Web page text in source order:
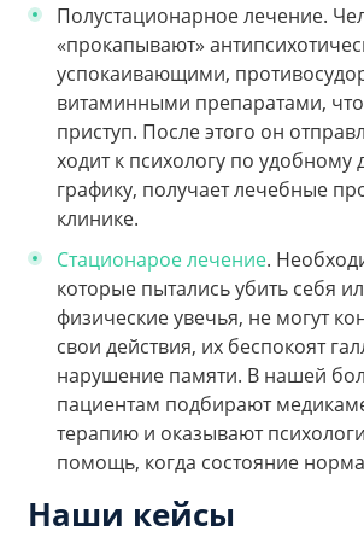
Полустационарное лечение.
«прокапывают»
успокаивающими,
витаминными препаратами,
приступ. После этого он
ходит к психологу по удобному
графику, получает лечебные
клинике.
Стационарое лечение.
которые пытались убить себя
физические увечья, не могут
свои действия, их беспокоят
нарушение памяти. В нашей
пациентам подбирают
терапию и оказывают
помощь, когда состояние
Наши кейсы